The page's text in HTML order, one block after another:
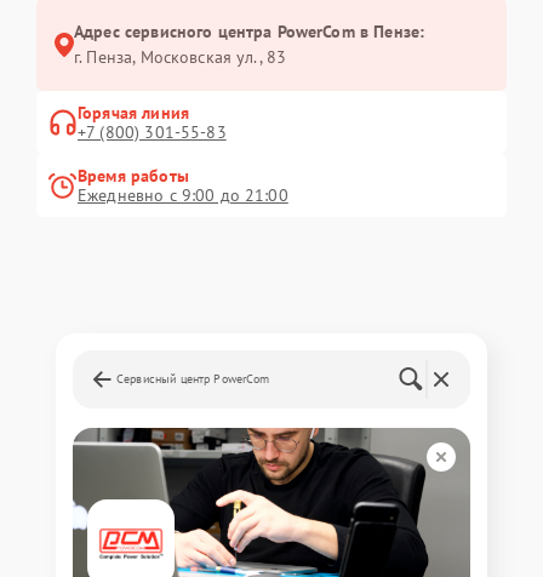
Адрес сервисного центра PowerCom в Пензе:
г. Пенза, Московская ул., 83
Горячая линия
+7 (800) 301-55-83
Время работы
Ежедневно с 9:00 до 21:00
Сервисный центр PowerCom